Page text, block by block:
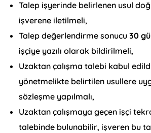
Talep işyerinde belirlenen usul
işverene iletilmeli,
Talep değerlendirme sonucu30
işçiye yazılı olarak bildirilmeli,
Uzaktan çalışma talebi kabul
yönetmelikte belirtilen usullere
sözleşme yapılmalı,
Uzaktan çalışmaya geçen işçi
talebinde bulunabilir, işveren bu